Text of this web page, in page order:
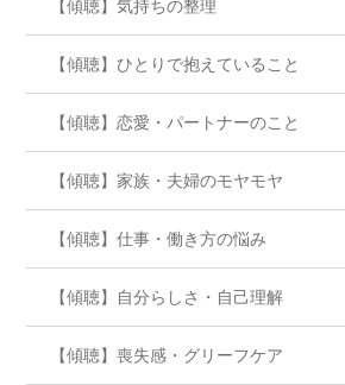
【傾聴】気持ちの整理
【傾聴】ひとりで抱えていること
【傾聴】恋愛・パートナーのこと
【傾聴】家族・夫婦のモヤモヤ
【傾聴】仕事・働き方の悩み
【傾聴】自分らしさ・自己理解
【傾聴】喪失感・グリーフケア